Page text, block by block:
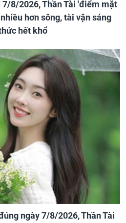
7/8/2026, Thần Tài 'điểm mặt
hơn sông, tài vận sáng
hết khổ
ngày 7/8/2026, Thần Tài